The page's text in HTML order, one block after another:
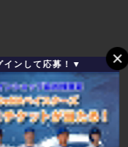
ンして応募！▼